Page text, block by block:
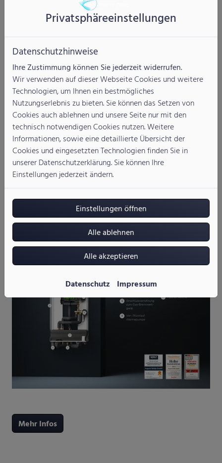
Wärmepumpe ist die optimale, gesetzeskonforme Lösung
bei Havarien oder budget- und zeitkritischen
Jahre Zeit, den regenerativen Anteil von 65 % –
in dem Fall die Wärmepumpen-Außeneinheit –
nachzurüsten.
Vorteile von Kit 65
• Hybridtechnologie: zukunftssichere Hybridheizung
kombiniert Gas-Brennwert mit Wärmepumpe
• Günstiger Problemlöser: bei Havarien kann schnell
geholfen werden, die Nachrüstung einer Wärmepumpe ist
später möglich
• Gesetzeskonform: Einhaltung der 65-%-erneuerbare-
Energien-Vorgabe
• Innovativ: derzeit keine vergleichbare Lösung auf dem
Heizungsmarkt
• Platzsparend: kein zusätzlicher Pufferspeicher notwendig
Mehr Infos
Privatsphäre­einstellungen
Datenschutzhinweise
Ihre Zustimmung können Sie jederzeit widerrufen.
Wir verwenden auf dieser Webseite Cookies und weitere
Technologien, um Ihnen ein bestmögliches
Nutzungserlebnis zu bieten. Sie können das Setzen von
Cookies auch ablehnen und unsere Seite nur mit den
technisch notwendigen Cookies nutzen. Weitere
Informationen, sowie eine detaillierte Übersicht der
Cookies und eingesetzten Technologien finden Sie in
unserer Datenschutzerklärung. Sie können Ihre
Einstellungen jederzeit ändern.
Einstellungen öffnen
Alle ablehnen
Alle akzeptieren
Datenschutz Impressum